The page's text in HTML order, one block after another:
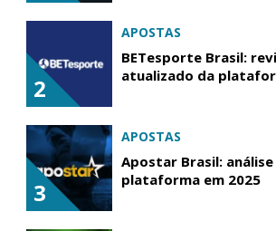
2
APOSTAS
BETesporte Brasil:
atualizado da
3
APOSTAS
Apostar Brasil:
plataforma em 2025